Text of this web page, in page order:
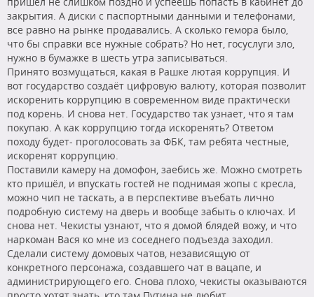
закрытия. А диски с паспортными данными и телефонами,
все равно на рынке продавались. А сколько гемора было,
что бы справки все нужные собрать? Но нет, госуслуги зло,
нужно в бумажке в шесть утра записываться.
Принято возмущаться, какая в Рашке лютая коррупция. И
вот государство создаёт цифровую валюту, которая позволит
искоренить коррупцию в современном виде практически
под корень. И снова нет. Государство так узнает, что я там
покупаю. А как коррупцию тогда искоренять? Ответом
походу будет- проголосовать за ФБК, там ребята честные,
искоренят коррупцию.
Поставили камеру на домофон, заебись же. Можно смотреть
кто пришёл, и впускать гостей не поднимая жопы с кресла,
можно чип не таскать, а в перспективе въебать лично
подробную систему на дверь и вообще забыть о ключах. И
снова нет. Чекисты узнают, что я домой блядей вожу, и что
наркоман Вася ко мне из соседнего подъезда заходил.
Сделали систему домовых чатов, независящую от
конкретного персонажа, создавшего чат в вацапе, и
администрирующего его. Снова плохо, чекисты оказываются